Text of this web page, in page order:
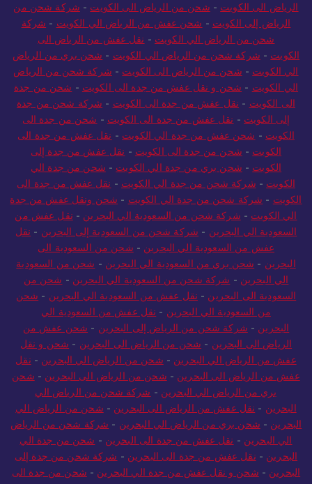
الرياض الى الكويت - شحن من الرياض الى الكويت - شركة شحن من
الرياض إلى الكويت - شحن عفش من الرياض الي الكويت - شركة
شحن من الرياض الي الكويت - نقل عفش من الرياض الى
الكويت - شركة شحن من الرياض الي الكويت - شحن بري من الرياض
الي الكويت - شحن من الرياض الى الكويت - شركة شحن من الرياض
الي الكويت - شحن و نقل عفش من جدة الى الكويت - شحن من جدة
الى الكويت - نقل عفش من جدة الى الكويت - شركة شحن من جدة
إلى الكويت - نقل عفش من جدة الى الكويت - شحن من جدة الى
الكويت - شحن عفش من جدة الي الكويت - نقل عفش من جدة الى
الكويت - شحن من جدة الى الكويت - نقل عفش من جدة إلى
الكويت - شحن بري من جدة الي الكويت - شحن من جدة الي
الكويت - شركة شحن من جدة الي الكويت - نقل عفش من جدة الى
الكويت - شركة شحن من جدة الي الكويت - شحن ونقل عفش من جدة
الي الكويت - شركة شحن من السعودية الي البحرين - نقل عفش من
السعودية الي البحرين - شركة شحن من السعودية إلى البحرين - نقل
عفش من السعودية الي البحرين - شحن من السعودية الى
البحرين - شحن بري من السعودية الي البحرين - شحن من السعودية
الي البحرين - شركة شحن من السعودية الي البحرين - شحن من
السعودية الى البحرين - نقل عفش من السعودية الي البحرين - شحن
من السعودية الي البحرين - نقل عفش من السعودية الي
البحرين - شركة شحن من الرياض إلى البحرين - شحن عفش من
الرياض الى البحرين - شحن من الرياض الى البحرين - شحن و نقل
عفش من الرياض الي البحرين - شحن من الرياض الي البحرين - نقل
عفش من الرياض الى البحرين - شحن من الرياض الى البحرين - شحن
بري من الرياض الي البحرين - شركة شحن من الرياض الي
البحرين - نقل عفش من الرياض الى البحرين - شحن من الرياض الي
البحرين - شحن بري من الرياض الي البحرين - شركة شحن من الرياض
الي البحرين - نقل عفش من جدة الى البحرين - شحن من جدة الي
البحرين - نقل عفش من جدة الى البحرين - شركة شحن من جدة إلى
البحرين - شحن و نقل عفش من جدة الي البحرين - شحن من جدة الى